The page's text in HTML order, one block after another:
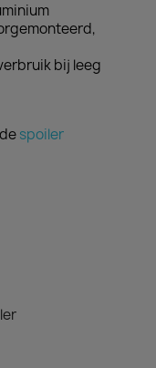
bij leeg
spoiler